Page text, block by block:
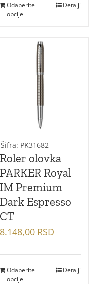
Odaberite
opcije
Detalji
Šifra: PK31682
Roler olovka
PARKER Royal
IM Premium
Dark Espresso
CT
8.148,00 RSD
Odaberite
opcije
Detalji